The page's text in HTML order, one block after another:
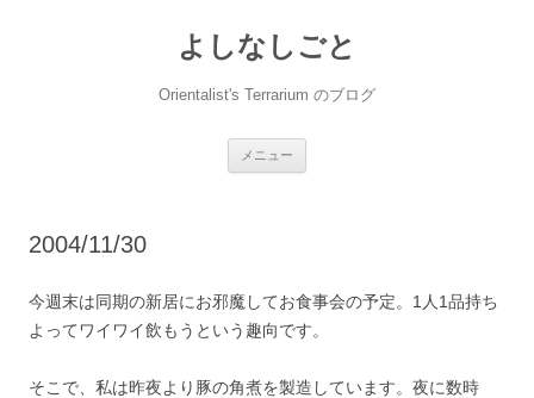
よしなしごと
Orientalist's Terrarium のブログ
メニュー
2004/11/30
今週末は同期の新居にお邪魔してお食事会の予定。1人1品持ち
よってワイワイ飲もうという趣向です。
そこで、私は昨夜より豚の角煮を製造しています。夜に数時